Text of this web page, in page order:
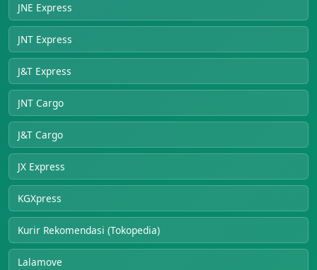
JNE Express
JNT Express
J&T Express
JNT Cargo
J&T Cargo
JX Express
KGXpress
Kurir Rekomendasi (Tokopedia)
Lalamove